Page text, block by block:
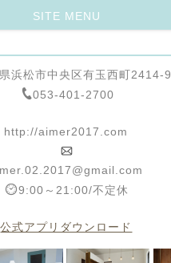
SITE MENU
浜松市中央区有玉西町2414-9
053-401-2700
http://aimer2017.com
9:00～21:00/不定休
公式アプリダウンロード